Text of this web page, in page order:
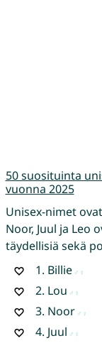
50 suosituinta
vuonna 2025
Unisex-nimet
Noor, Juul ja Leo
täydellisiä sekä
1. Billie
2. Lou
3. Noor
4. Juul